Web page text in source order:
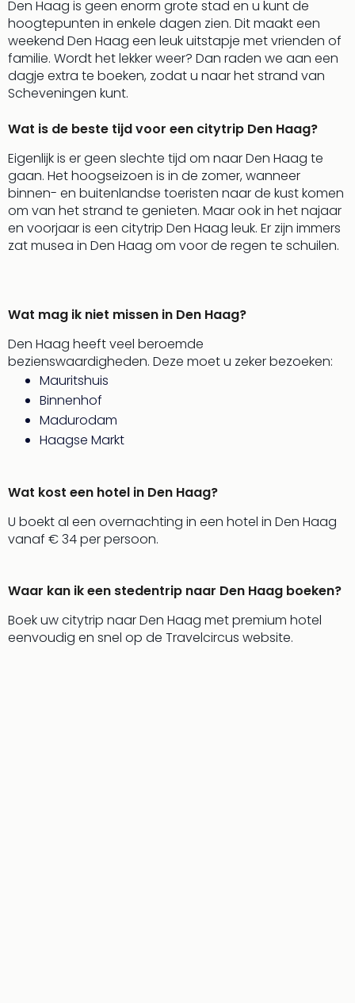
Den Haag is geen enorm grote stad en u kunt de
hoogtepunten in enkele dagen zien. Dit maakt een
weekend Den Haag een leuk uitstapje met vrienden of
familie. Wordt het lekker weer? Dan raden we aan een
dagje extra te boeken, zodat u naar het strand van
Scheveningen kunt.
Wat is de beste tijd voor een citytrip Den Haag?
Eigenlijk is er geen slechte tijd om naar Den Haag te
gaan. Het hoogseizoen is in de zomer, wanneer
binnen- en buitenlandse toeristen naar de kust komen
om van het strand te genieten. Maar ook in het najaar
en voorjaar is een citytrip Den Haag leuk. Er zijn immers
zat musea in Den Haag om voor de regen te schuilen.
Wat mag ik niet missen in Den Haag?
Den Haag heeft veel beroemde
bezienswaardigheden. Deze moet u zeker bezoeken:
Mauritshuis
Binnenhof
Madurodam
Haagse Markt
Wat kost een hotel in Den Haag?
U boekt al een overnachting in een hotel in Den Haag
vanaf € 34 per persoon.
Waar kan ik een stedentrip naar Den Haag boeken?
Boek uw citytrip naar Den Haag met premium hotel
eenvoudig en snel op de Travelcircus website.